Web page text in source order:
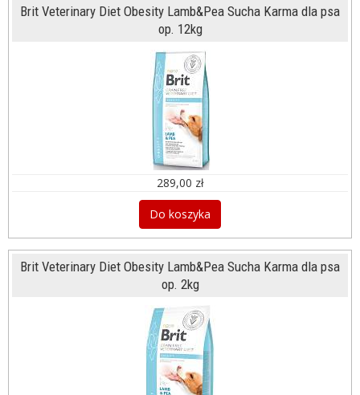
Brit Veterinary Diet Obesity Lamb&Pea Sucha Karma dla psa
op. 12kg
289,00 zł
Do koszyka
Brit Veterinary Diet Obesity Lamb&Pea Sucha Karma dla psa
op. 2kg